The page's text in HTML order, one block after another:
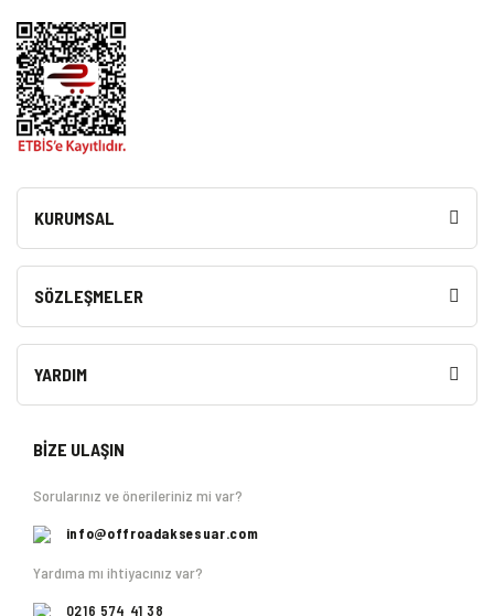
KURUMSAL
SÖZLEŞMELER
YARDIM
BİZE ULAŞIN
Sorularınız ve önerileriniz mi var?
info@offroadaksesuar.com
Yardıma mı ihtiyacınız var?
0216 574 41 38